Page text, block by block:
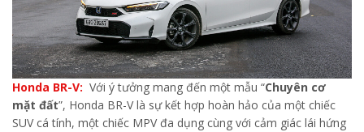
Honda BR-V: Với ý tưởng mang đến một mẫu “Chuyên cơ
mặt đất”, Honda BR-V là sự kết hợp hoàn hảo của một chiếc
SUV cá tính, một chiếc MPV đa dụng cùng với cảm giác lái hứng